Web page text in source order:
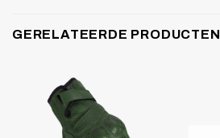
GERELATEERDE PRODUCTEN